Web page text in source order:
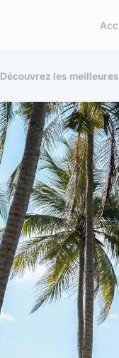
Découvrez les